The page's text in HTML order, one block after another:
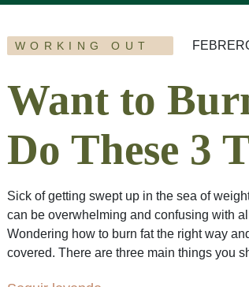
WORKING OUT
Want to
Do These 3
Sick of getting swept up in the sea of
can be overwhelming and confusing with
Wondering how to burn fat the right way
covered. There are three main things you